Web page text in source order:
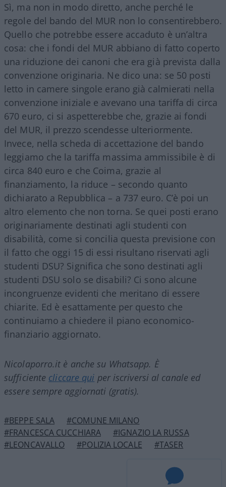
Sì, ma non in modo diretto, anche perché le
regole del bando del MUR non lo consentirebbero.
Quello che potrebbe essere accaduto è un’altra
cosa: che i fondi del MUR abbiano di fatto coperto
una riduzione dei canoni che era già prevista dalla
convenzione originaria. Ne dico una: se 50 posti
letto in camere singole erano già calmierati nella
convenzione iniziale e avevano una tariffa di circa
670 euro, ci si aspetterebbe che, grazie ai fondi
del MUR, il prezzo scendesse ulteriormente.
Invece, nella scheda di accettazione del bando
leggiamo che la tariffa massima ammissibile è di
circa 840 euro e che Coima, grazie al
finanziamento, la riduce – secondo quanto
dichiarato a Repubblica – a 737 euro. C’è poi un
altro elemento che non torna. Se quei posti erano
originariamente destinati agli studenti con
disabilità, come si concilia questa previsione con
il fatto che oggi 15 di essi risultano riservati agli
studenti DSU? Significa che sono destinati agli
studenti DSU solo se disabili? Ci sono alcune
incongruenze evidenti che meritano di essere
chiarite. Ed è esattamente per questo che
continuiamo a chiedere il piano economico-
finanziario aggiornato.
Nicolaporro.it è anche su Whatsapp. È
sufficiente cliccare qui per iscriversi al canale ed
essere sempre aggiornati (gratis).
#BEPPE SALA
#COMUNE MILANO
#FRANCESCA CUCCHIARA
#IGNAZIO LA RUSSA
#LEONCAVALLO
#POLIZIA LOCALE #TASER